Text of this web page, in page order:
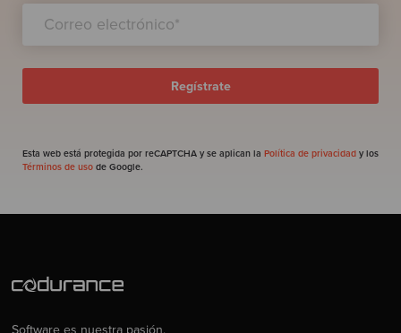
Esta web está protegida por reCAPTCHA y se aplican la Política de privacidad y los
Términos de uso de Google.
Software es nuestra pasión.